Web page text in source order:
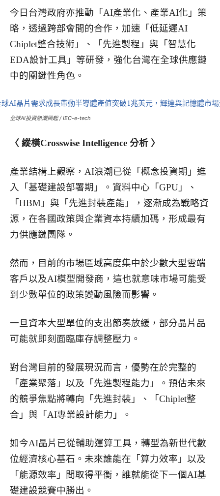
今日台灣政府亦推動「AI產業化、產業AI化」策
略，透過跨部會間的合作，加速「低延遲AI
Chiplet整合技術」、「先進製程」與「智慧化
EDA設計工具」等研發，強化台灣在全球供應鏈
中的關鍵性角色。
全球AI投資熱潮興起 / IEC-e-tech
〈 縱橫Crosswise Intelligence 分析 〉
產業結構上觀察，AI浪潮已從「概念投資期」進
入「基礎建設部署期」。資料中心「GPU」、
「HBM」與「先進封裝產能」，逐漸成為戰略資
源，在各國政策與企業資本持續加碼，形成最有
力供應鏈團隊。
然而，目前的市場區域高度集中於少數大型雲端
客戶以及AI模型開發商，這也就意味市場可能受
到少數單位的政策變動風險而影響。
一旦資本大型單位的支出節奏放緩，部分晶片品
可能就即刻面臨庫存調整壓力。
對台灣目前的發展現況而言，優勢在於完整的
「產業聚落」以及「先進製程能力」。預估未來
的競爭焦點將轉向「先進封裝」、「Chiplet整
合」與「AI專業設計能力」。
如今AI晶片已從輔助運算工具，轉型為新世代數
位經濟核心基石。未來誰能在「算力效率」以及
「能源效率」間取得平衡，誰就能從下一個AI基
礎建設競賽中勝出。